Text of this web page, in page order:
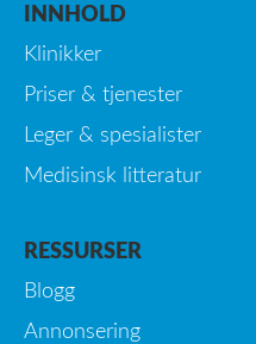
INNHOLD
Klinikker
Priser & tjenester
Leger & spesialister
Medisinsk litteratur
RESSURSER
Blogg
Annonsering